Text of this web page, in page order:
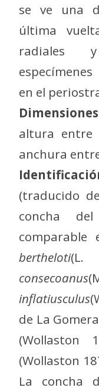
se ve una
última
radiales
en el
Dimensiones
altura entre
anchura
(traducido
concha del
bertheloti(L.
consecoanus
inflatiusculus
de La
(Wollaston
(Wollaston
La concha